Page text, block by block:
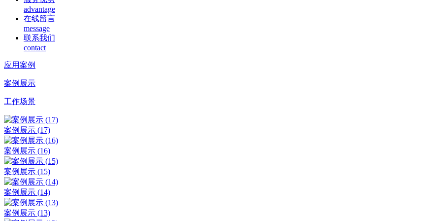
advantage
在线留言
message
联系我们
contact
应用案例
案例展示
工作场景
案例展示 (17)
案例展示 (16)
案例展示 (15)
案例展示 (14)
案例展示 (13)